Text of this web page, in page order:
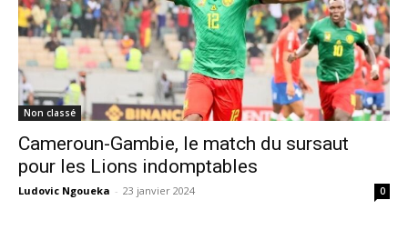
Non classé
Cameroun-Gambie, le match du sursaut
pour les Lions indomptables
Ludovic Ngoueka - 23 janvier 2024 0